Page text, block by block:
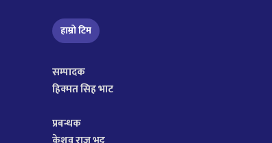
हाम्रो टिम
सम्पादक
हिक्मत सिह भाट
प्रबन्धक